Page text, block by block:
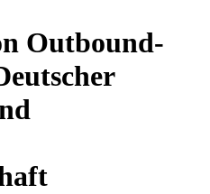
Outbound-